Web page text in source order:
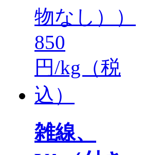
雑線、